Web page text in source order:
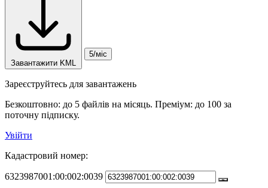
Завантажити KML
5/міс
Зареєструйтесь для завантажень
Безкоштовно: до 5 файлів на місяць. Преміум: до 100 за
поточну підписку.
Увійти
Кадастровий номер:
6323987001:00:002:0039